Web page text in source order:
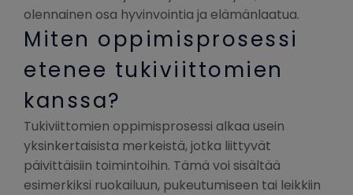
olennainen osa hyvinvointia ja elämänlaatua.
Miten oppimisprosessi
etenee tukiviittomien
kanssa?
Tukiviittomien oppimisprosessi alkaa usein
yksinkertaisista merkeistä, jotka liittyvät
päivittäisiin toimintoihin. Tämä voi sisältää
esimerkiksi ruokailuun, pukeutumiseen tai leikkiin